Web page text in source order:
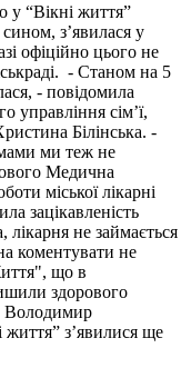
у “Вікні життя”
з’явилася у
офіційно цього не
- Станом на 5
- повідомила
управління сім’ї,
Білінська. -
мами ми теж не
Медична
міської лікарні
зацікавленість
не займається
коментувати не
що в
здорового
Володимир
з’явилися ще